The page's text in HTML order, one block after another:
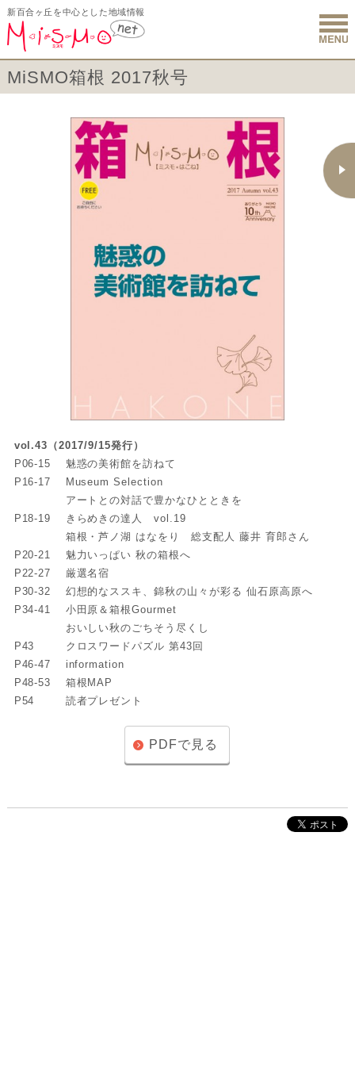
新百合ヶ丘を中心とした地域情報
新百合ヶ
MiSMO箱根 2017秋号
vol.43（2017/9/15発行）
P06-15
魅惑の美術館を訪ねて
P16-17
Museum Selection
アートとの対話で豊かなひとときを
P18-19
きらめきの達人 vol.19
箱根・芦ノ湖 はなをり 総支配人 藤井 育郎さん
P20-21
魅力いっぱい 秋の箱根へ
P22-27
厳選名宿
P30-32
幻想的なススキ、錦秋の山々が彩る 仙石原高原へ
P34-41
小田原＆箱根Gourmet
おいしい秋のごちそう尽くし
P43
クロスワードパズル 第43回
P46-47
information
P48-53
箱根MAP
P54
読者プレゼント
PDFで見る